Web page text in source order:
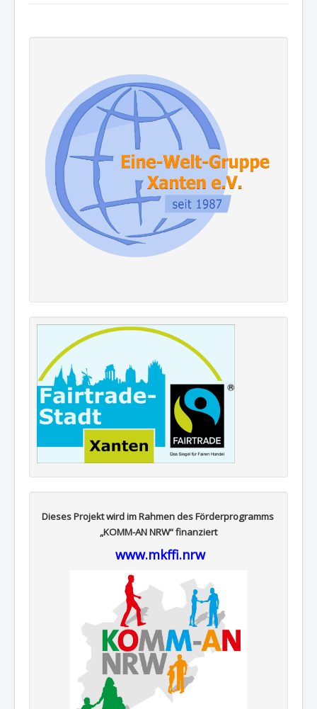
Dieses Projekt wird im Rahmen des Förderprogramms
„KOMM-AN NRW“ finanziert
www.mkffi.nrw